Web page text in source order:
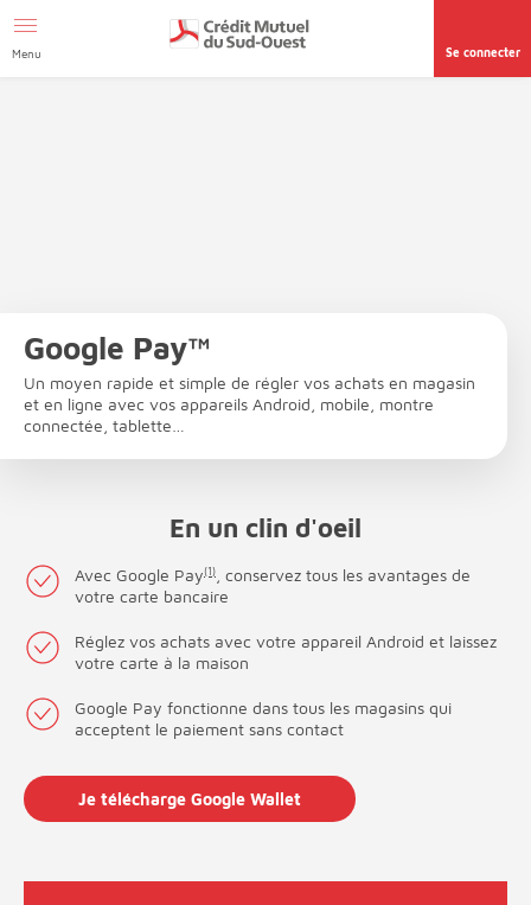
page accessibilité
Menu Se connecter
Google Pay™
Un moyen rapide et simple de régler vos achats en magasin
et en ligne avec vos appareils Android, mobile, montre
connectée, tablette…
En un clin d'oeil
Avec Google Pay(1)
, conservez tous les avantages de
votre carte bancaire
Réglez vos achats avec votre appareil Android et laissez
votre carte à la maison
Google Pay fonctionne dans tous les magasins qui
acceptent le paiement sans contact
Je télécharge Google Wallet